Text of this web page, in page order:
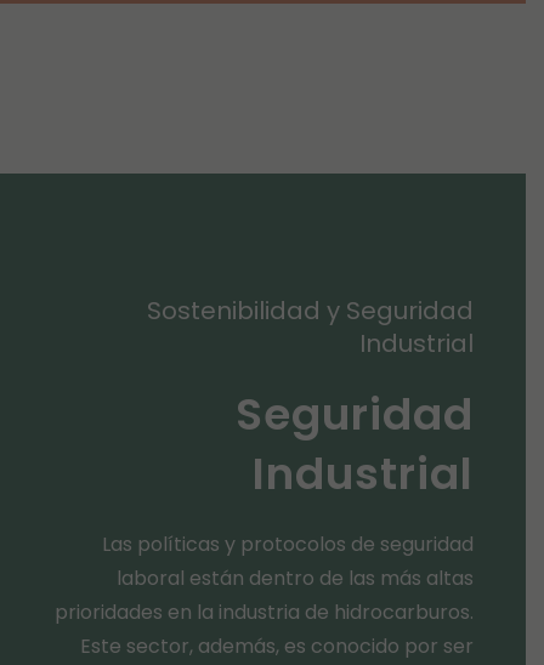
Sostenibilidad y Seguridad
Industrial
Seguridad
Industrial
Las políticas y protocolos de seguridad
laboral están dentro de las más altas
prioridades en la industria de hidrocarburos.
Este sector, además, es conocido por ser